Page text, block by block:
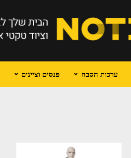
ערכות הסבה פנסים וציינים